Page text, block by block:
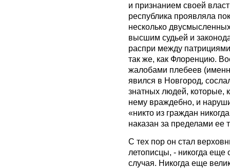
и признанием своей
республика проявляла
несколько
высшим судьей и
распри между
так же, как Флоренцию.
жалобами плебеев
явился в Новгород,
знатных людей, которые,
нему враждебно, и
«никто из граждан
наказан за пределами ее
С тех пор он стал
летописцы, - никогда
случая. Никогда еще